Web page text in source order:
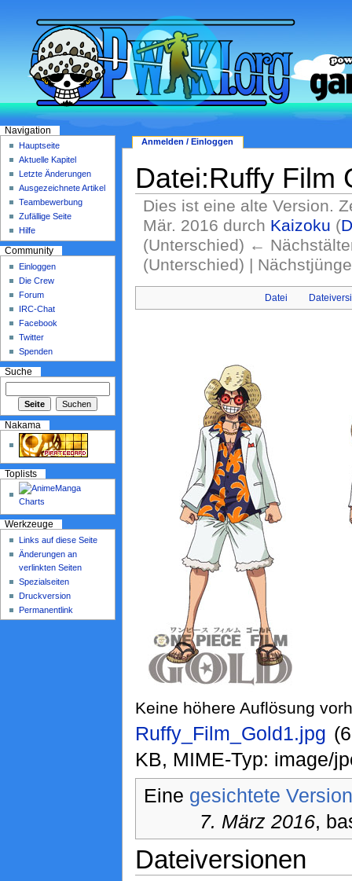
Datei:Ruffy Film
Dies ist eine alte Version.
Mär. 2016 durch Kaizoku (
(Unterschied) ←
(Unterschied) |
Datei
Keine höhere Auflösung
Ruffy_Film_Gold1.jpg
KB, MIME-Typ: image/
Eine gesichtete
7. März 2016,
Dateiversionen
Anmelden / Einloggen
Navigation
Hauptseite
Aktuelle Kapitel
Letzte Änderungen
Ausgezeichnete Artikel
Teambewerbung
Zufällige Seite
Hilfe
Community
Einloggen
Die Crew
Forum
IRC-Chat
Facebook
Twitter
Spenden
Suche
Nakama
Toplists
Werkzeuge
Links auf diese Seite
Änderungen an
verlinkten Seiten
Spezialseiten
Druckversion
Permanentlink